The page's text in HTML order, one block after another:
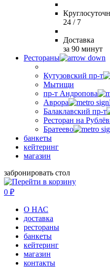
24 / 7
Доставка
за 90 минут
Рестораны
Кутузовский пр-т
Мытищи
пр-т Андропова
Аврора
Балаклавский пр-т
Ресторан на
Братеево
банкеты
кейтеринг
магазин
забронировать стол
0 ₽
О НАС
доставка
рестораны
банкеты
кейтеринг
магазин
контакты